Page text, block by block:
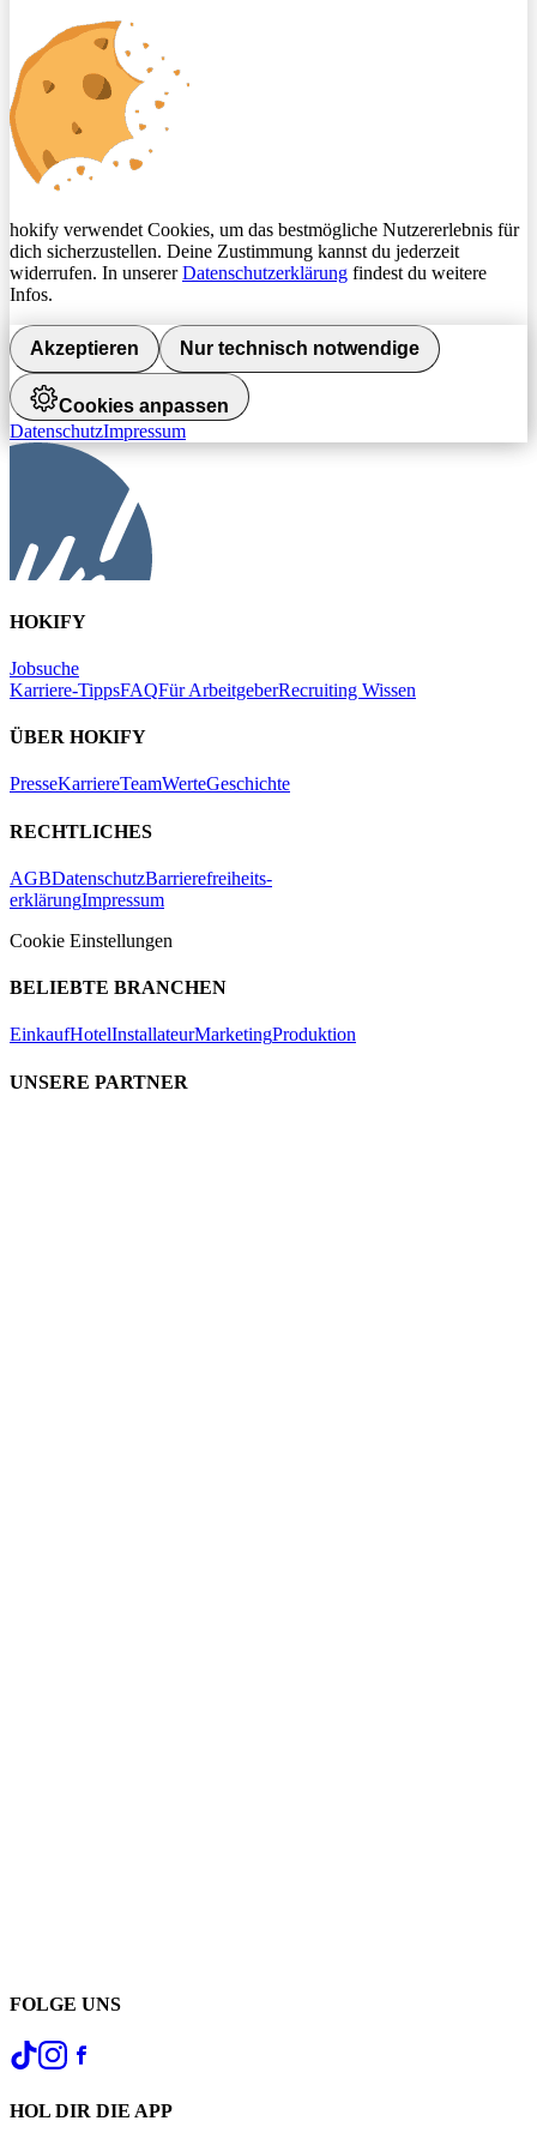
hokify verwendet Cookies, um das bestmögliche Nutzererlebnis für
dich sicherzustellen. Deine Zustimmung kannst du jederzeit
widerrufen. In unsererDatenschutzerklärung findest du weitere
Infos.
Akzeptieren Nur technisch notwendige
Cookies anpassen
DatenschutzImpressum
HOKIFY
Jobsuche
Karriere-TippsFAQFür ArbeitgeberRecruiting Wissen
ÜBER HOKIFY
PresseKarriereTeamWerteGeschichte
RECHTLICHES
AGBDatenschutzBarrierefreiheits-
erklärungImpressum
Cookie Einstellungen
BELIEBTE BRANCHEN
EinkaufHotelInstallateurMarketingProduktion
UNSERE PARTNER
FOLGE UNS
HOL DIR DIE APP